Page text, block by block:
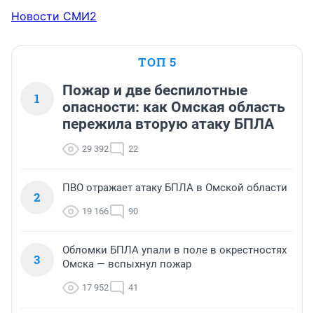
Новости СМИ2
ТОП 5
1
Пожар и две беспилотные
опасности: как Омская область
пережила вторую атаку БПЛА
29 392 22
2
ПВО отражает атаку БПЛА в Омской области
19 166 90
3
Обломки БПЛА упали в поле в окрестностях
Омска — вспыхнул пожар
17 952 41